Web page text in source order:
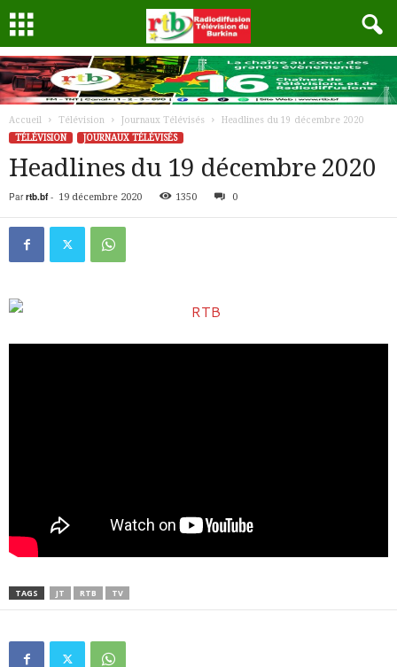
Accueil Télévision Journaux Télévisés
Headlines du 19 décembre 2020
TÉLÉVISION
JOURNAUX TÉLÉVISÉS
Headlines du 19 décembre 2020
Par rtb.bf- 19 décembre 2020 1350 0
TAGS JT RTB TV